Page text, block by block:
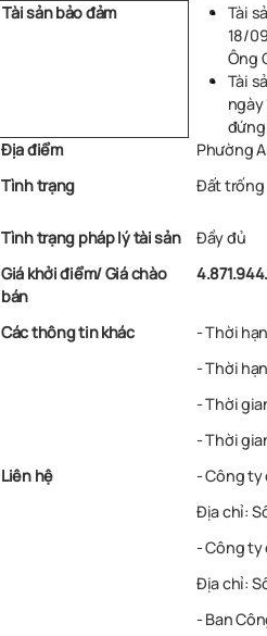
Tài sản bảo đảm
Tài
18/
Ông
Tài
ngày
đứng
Địa điểm
Phường
Tình trạng
Đất trống
Tình trạng pháp lý tài sản
Đầy đủ
Giá khởi điểm/ Giá chào
bán
Các thông tin khác - Thời
- Thời
- Thời
- Thời
Liên hệ
-Công ty
Địa chỉ:
-Công ty
Địa chỉ:
-Ban